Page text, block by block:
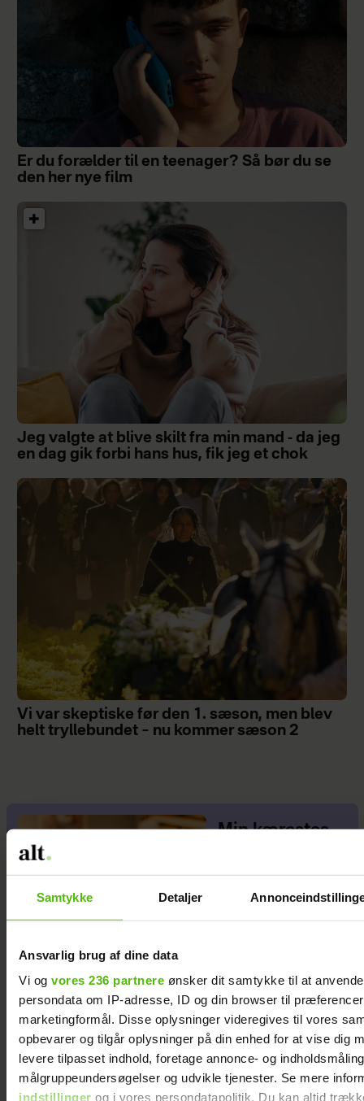
Samtykke Detaljer
Ansvarlig brug af dine data
Vi og vores 236 partnere ønsker dit samtykke til at
persondata om IP-adresse, ID og din browser til
marketingformål. Disse oplysninger videregives til vores
opbevarer og tilgår oplysninger på din enhed for at vise dig
levere tilpasset indhold, foretage annonce- og
målgruppeundersøgelser og udvikle tjenester. Se mere
indstillinger og i vores persondatapolitik. Du kan altid
Er du forælder til en teenager? Så bør du se
den her nye film
Jeg valgte at blive skilt fra min mand - da jeg
en dag gik forbi hans hus, fik jeg et chok
Vi var skeptiske før den 1. sæson, men blev
helt tryllebundet – nu kommer sæson 2
Min kærestes